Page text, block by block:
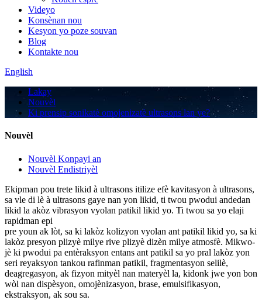
Videyo
Konsènan nou
Kesyon yo poze souvan
Blog
Kontakte nou
English
Lakay
Nouvèl
Ki prensip sonikatè omojenizatè ultrasons lan ye?
Nouvèl
Nouvèl Konpayi an
Nouvèl Endistriyèl
Ekipman pou trete likid à ultrasons itilize efè kavitasyon à ultrasons,
sa vle di lè à ultrasons gaye nan yon likid, ti twou pwodui andedan
likid la akòz vibrasyon vyolan patikil likid yo. Ti twou sa yo elaji
rapidman epi
pre youn ak lòt, sa ki lakòz kolizyon vyolan ant patikil likid yo, sa ki
lakòz presyon plizyè milye rive plizyè dizèn milye atmosfè. Mikwo-
jè ki pwodui pa entèraksyon entans ant patikil sa yo pral lakòz yon
seri reyaksyon tankou rafinman patikil, fragmentasyon selilè,
deagregasyon, ak fizyon mityèl nan materyèl la, kidonk jwe yon bon
wòl nan dispèsyon, omojènizasyon, brase, emulsifikasyon,
ekstraksyon, ak sou sa.